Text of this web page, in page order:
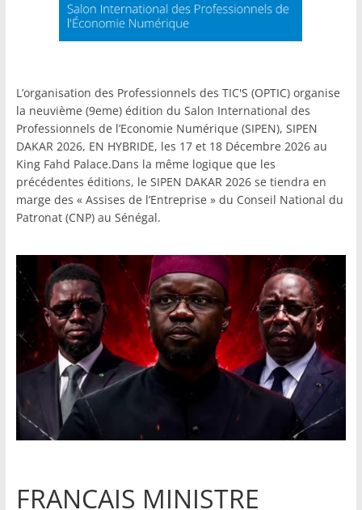
L’organisation des Professionnels des TIC'S (OPTIC) organise
la neuvième (9eme) édition du Salon International des
Professionnels de l’Economie Numérique (SIPEN), SIPEN
DAKAR 2026, EN HYBRIDE, les 17 et 18 Décembre 2026 au
King Fahd Palace.Dans la même logique que les
précédentes éditions, le SIPEN DAKAR 2026 se tiendra en
marge des « Assises de l’Entreprise » du Conseil National du
Patronat (CNP) au Sénégal.
FRANCAIS MINISTRE